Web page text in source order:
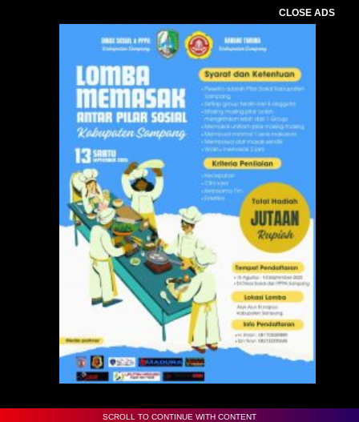
CLOSE ADS
SCROLL TO CONTINUE WITH CONTENT